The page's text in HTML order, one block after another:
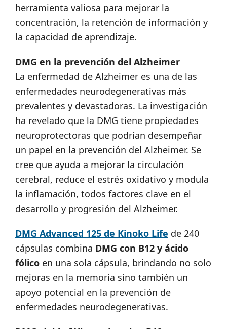
herramienta valiosa para mejorar la
concentración, la retención de información y
la capacidad de aprendizaje.
DMG en la prevención del Alzheimer
La enfermedad de Alzheimer es una de las
enfermedades neurodegenerativas más
prevalentes y devastadoras. La investigación
ha revelado que la DMG tiene propiedades
neuroprotectoras que podrían desempeñar
un papel en la prevención del Alzheimer. Se
cree que ayuda a mejorar la circulación
cerebral, reduce el estrés oxidativo y modula
la inflamación, todos factores clave en el
desarrollo y progresión del Alzheimer.
DMG Advanced 125 de Kinoko Life de 240
cápsulas combina DMG con B12 y ácido
fólico en una sola cápsula, brindando no solo
mejoras en la memoria sino también un
apoyo potencial en la prevención de
enfermedades neurodegenerativas.